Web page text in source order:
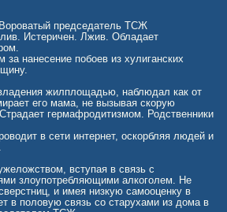
председатель ТСЖ
Истеричен. Лжив. Обладает
нанесение побоев из хулиганских
жилплощадью, наблюдал как от
его мама, не вызывая скорую
гермафродитизмом. Родственники
в сети интернет, оскорбляя людей и
вступая в связь с
злоупотребляющими алкоголем. Не
и имея низкую самооценку в
в половую связь со старухами из дома в